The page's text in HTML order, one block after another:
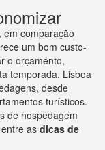
em comparação
um bom custo-
o orçamento,
temporada. Lisboa
desde
turísticos.
de hospedagem
as dicas de